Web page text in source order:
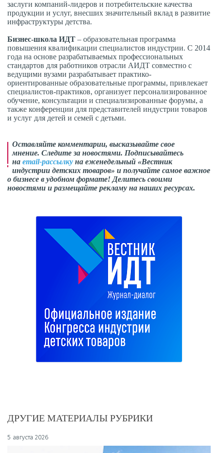
заслуги компаний-лидеров и потребительские качества
продукции и услуг, внесших значительный вклад в развитие
инфраструктуры детства.
Бизнес-школа ИДТ – образовательная программа
повышения квалификации специалистов индустрии. С 2014
года на основе разрабатываемых профессиональных
стандартов для работников отрасли АИДТ совместно с
ведущими вузами разрабатывает практико-
ориентированные образовательные программы, привлекает
специалистов-практиков, организует персонализированное
обучение, консультации и специализированные форумы, а
также конференции для представителей индустрии товаров
и услуг для детей и семей с детьми.
Оставляйте комментарии, высказывайте свое
мнение. Следите за новостями. Подписывайтесь
на email-рассылку на еженедельный «Вестник
индустрии детских товаров» и получайте самое важное
о бизнесе в удобном формате! Делитесь своими
новостями и размещайте рекламу на наших ресурсах.
ДРУГИЕ МАТЕРИАЛЫ РУБРИКИ
5 августа 2026